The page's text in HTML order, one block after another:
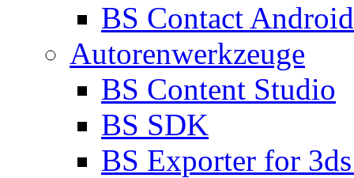
BS Contact Android
Autorenwerkzeuge
BS Content Studio
BS SDK
BS Exporter for